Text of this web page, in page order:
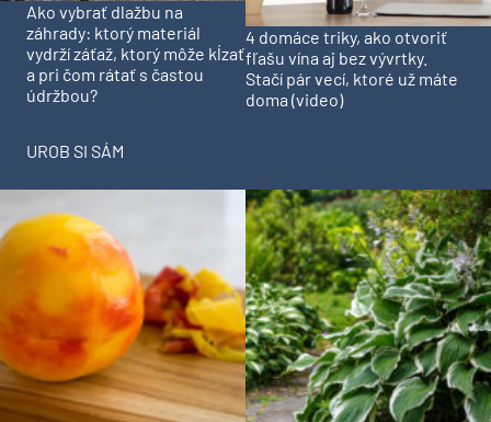
Ako vybrať dlažbu na
záhrady: ktorý materiál
vydrží záťaž, ktorý môže kĺzať
a pri čom rátať s častou
údržbou?
4 domáce triky, ako otvoriť
fľašu vína aj bez vývrtky.
Stačí pár vecí, ktoré už máte
doma (video)
UROB SI SÁM